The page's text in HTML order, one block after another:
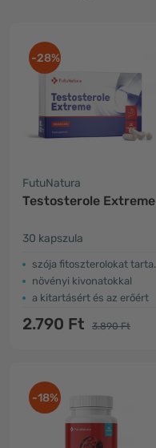
-28%
FutuNatura
Testosterole Extreme
30 kapszula
szója fitoszterolokat tartalmaz
növényi kivonatokkal
a kitartásért és az erőért
2.790 Ft 3.890 Ft
-18%